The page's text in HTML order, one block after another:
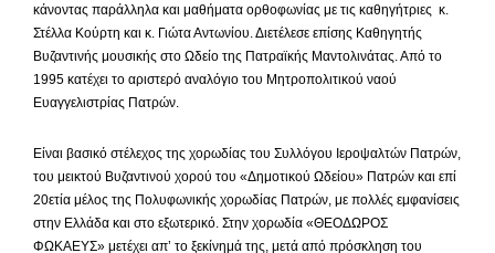
κάνοντας παράλληλα και μαθήματα ορθοφωνίας με τις καθηγήτριες κ.
Στέλλα Κούρτη και κ. Γιώτα Αντωνίου. Διετέλεσε επίσης Καθηγητής
Βυζαντινής μουσικής στο Ωδείο της Πατραϊκής Μαντολινάτας. Από το
1995 κατέχει το αριστερό αναλόγιο του Μητροπολιτικού ναού
Ευαγγελιστρίας Πατρών.
Είναι βασικό στέλεχος της χορωδίας του Συλλόγου Ιεροψαλτών Πατρών,
του μεικτού Βυζαντινού χορού του «Δημοτικού Ωδείου» Πατρών και επί
20ετία μέλος της Πολυφωνικής χορωδίας Πατρών, με πολλές εμφανίσεις
στην Ελλάδα και στο εξωτερικό. Στην χορωδία «ΘΕΟΔΩΡΟΣ
ΦΩΚΑΕΥΣ» μετέχει απ’ το ξεκίνημά της, μετά από πρόσκληση του